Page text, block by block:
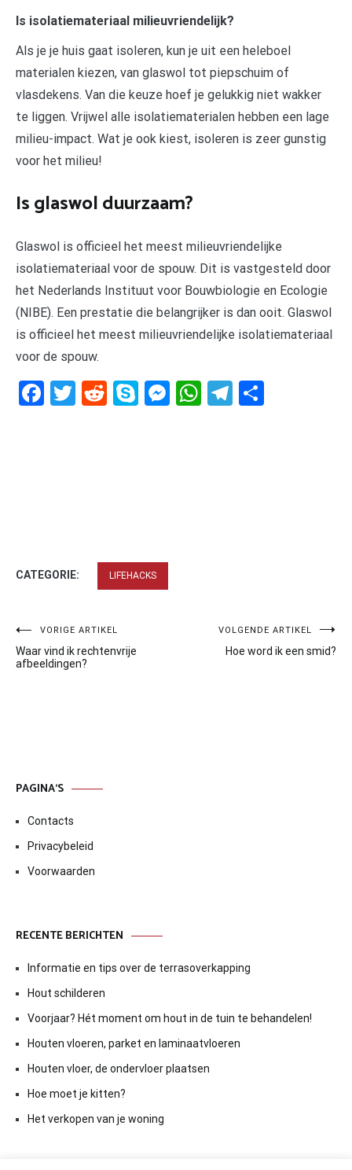
Is isolatiemateriaal milieuvriendelijk?
Als je je huis gaat isoleren, kun je uit een heleboel
materialen kiezen, van glaswol tot piepschuim of
vlasdekens. Van die keuze hoef je gelukkig niet wakker
te liggen. Vrijwel alle isolatiematerialen hebben een lage
milieu-impact. Wat je ook kiest, isoleren is zeer gunstig
voor het milieu!
Is glaswol duurzaam?
Glaswol is officieel het meest milieuvriendelijke
isolatiemateriaal voor de spouw. Dit is vastgesteld door
het Nederlands Instituut voor Bouwbiologie en Ecologie
(NIBE). Een prestatie die belangrijker is dan ooit. Glaswol
is officieel het meest milieuvriendelijke isolatiemateriaal
voor de spouw.
Facebook
Twitter
RedditSkypeMessenger
WhatsApp
Telegram
CATEGORIE: LIFEHACKS
Bericht
navigatie
VORIGE ARTIKEL
Waar vind ik rechtenvrije
afbeeldingen?
VOLGENDE ARTIKEL
Hoe word ik een smid?
PAGINA’S
Contacts
Privacybeleid
Voorwaarden
RECENTE BERICHTEN
Informatie en tips over de terrasoverkapping
Hout schilderen
Voorjaar? Hét moment om hout in de tuin te behandelen!
Houten vloeren, parket en laminaatvloeren
Houten vloer, de ondervloer plaatsen
Hoe moet je kitten?
Het verkopen van je woning